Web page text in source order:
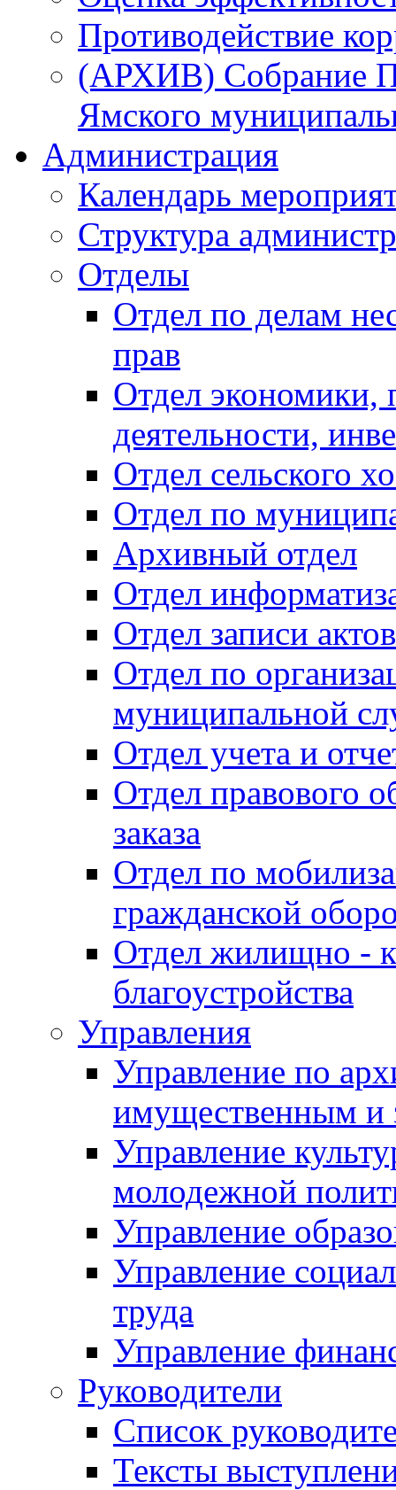
Противодействие
(АРХИВ) Собрание
Ямского
Администрация
Календарь
Структура
Отделы
Отдел по делам
прав
Отдел экономики,
деятельности,
Отдел сельского
Отдел по
Архивный отдел
Отдел
Отдел записи
Отдел по
муниципальной
Отдел учета и
Отдел правового
заказа
Отдел по
гражданской
Отдел жилищно -
благоустройства
Управления
Управление по
имущественным и
Управление
молодежной
Управление
Управление
труда
Управление
Руководители
Список
Тексты